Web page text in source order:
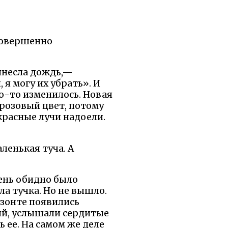
дождь,—
я могу их убрать». И
то изменилось. Новая
цвет, потому
лучи надоели.
туча. А
обидно было
тучка. Но не вышло.
появились
услышали сердитые
ее. На самом же деле